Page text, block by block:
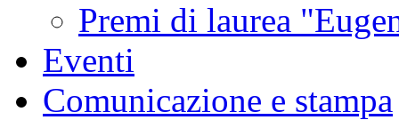
Premi di laurea
Eventi
Comunicazione e stampa